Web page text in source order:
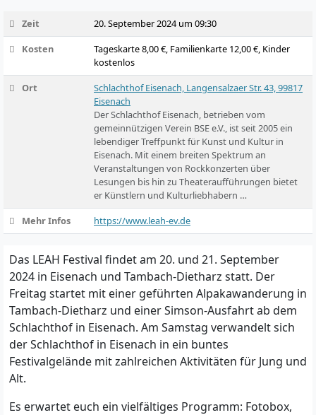
Zeit
20. September 2024 um 09:30
Kosten
Tageskarte 8,00 €, Familienkarte 12,00 €, Kinder
kostenlos
Ort
Schlachthof Eisenach, Langensalzaer Str. 43, 99817
Eisenach
Der Schlachthof Eisenach, betrieben vom
gemeinnützigen Verein BSE e.V., ist seit 2005 ein
lebendiger Treffpunkt für Kunst und Kultur in
Eisenach. Mit einem breiten Spektrum an
Veranstaltungen von Rockkonzerten über
Lesungen bis hin zu Theateraufführungen bietet
er Künstlern und Kulturliebhabern …
Mehr Infos
https://www.leah-ev.de
Das LEAH Festival findet am 20. und 21. September
2024 in Eisenach und Tambach-Dietharz statt. Der
Freitag startet mit einer geführten Alpakawanderung in
Tambach-Dietharz und einer Simson-Ausfahrt ab dem
Schlachthof in Eisenach. Am Samstag verwandelt sich
der Schlachthof in Eisenach in ein buntes
Festivalgelände mit zahlreichen Aktivitäten für Jung und
Alt.
Es erwartet euch ein vielfältiges Programm: Fotobox,